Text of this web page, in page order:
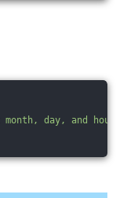
month, day, and